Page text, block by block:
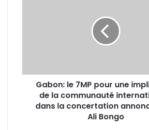
communauté
internationale
Gabon: le 7MP pour une
de la communauté
dans la concertation
Ali Bongo